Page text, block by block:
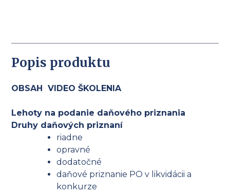
Popis produktu
OBSAH VIDEO ŠKOLENIA
Lehoty na podanie daňového priznania
Druhy daňových priznaní
riadne
opravné
dodatočné
daňové priznanie PO v likvidácii a
konkurze